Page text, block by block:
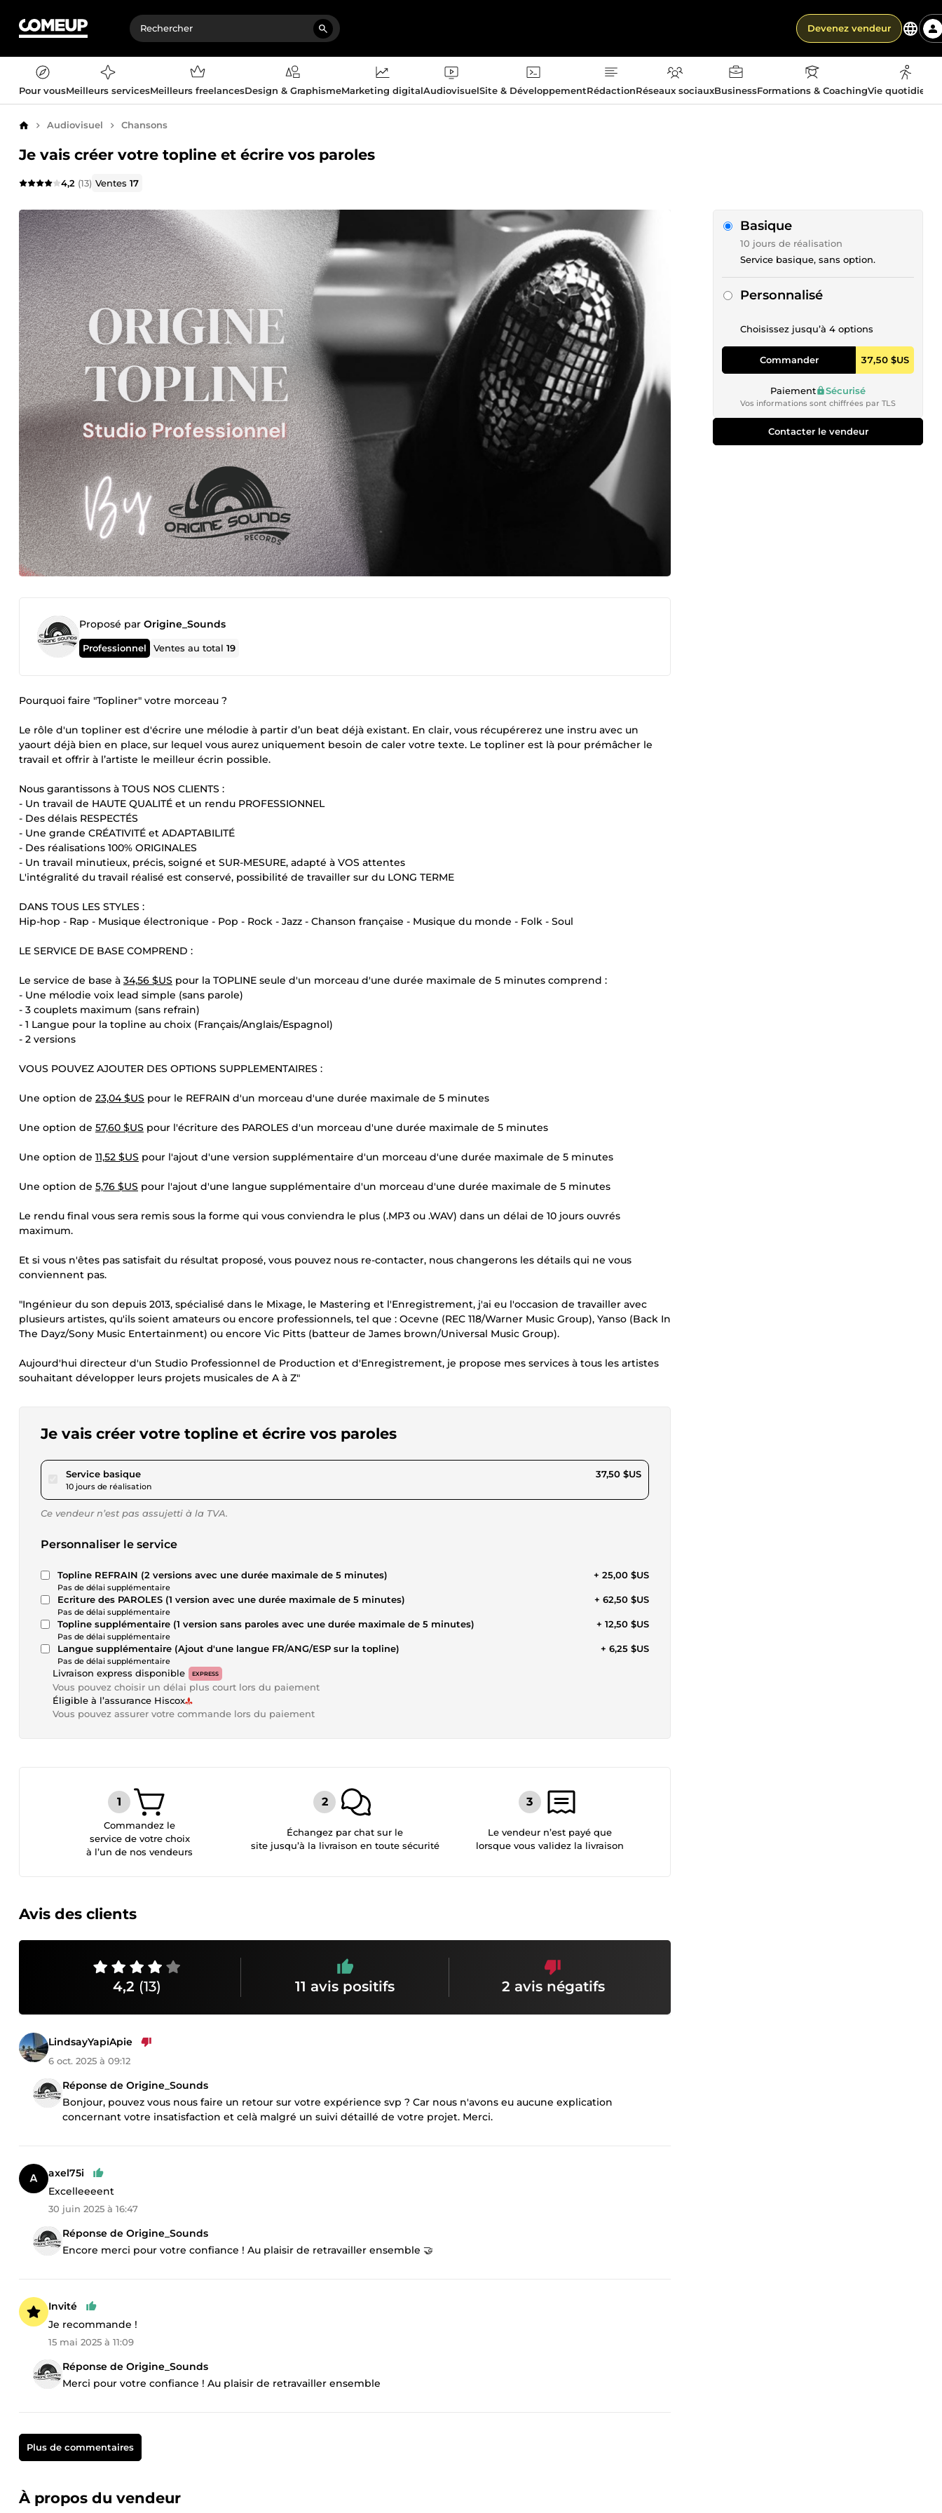
Devenez vendeur
Pour vousMeilleurs servicesMeilleurs freelancesDesign & GraphismeMarketing digitalAudiovisuelSite & DéveloppementRédactionRéseaux sociauxBusinessFormations & CoachingVie
AccueilAudiovisuel Chansons
Je vais créer votre topline et écrire vos paroles
4,2 (13) Ventes17
Proposé par Origine_Sounds
Professionnel Ventes au total19
Pourquoi faire "Topliner" votre morceau ?
Le rôle d'un topliner est d'écrire une mélodie à partir d’un beat déjà existant. En clair, vous récupérerez une instru avec un
yaourt déjà bien en place, sur lequel vous aurez uniquement besoin de caler votre texte. Le topliner est là pour prémâcher le
travail et offrir à l’artiste le meilleur écrin possible.
Nous garantissons à TOUS NOS CLIENTS :
- Un travail de HAUTE QUALITÉ et un rendu PROFESSIONNEL
- Des délais RESPECTÉS
- Une grande CRÉATIVITÉ et ADAPTABILITÉ
- Des réalisations 100% ORIGINALES
- Un travail minutieux, précis, soigné et SUR-MESURE, adapté à VOS attentes
L'intégralité du travail réalisé est conservé, possibilité de travailler sur du LONG TERME
DANS TOUS LES STYLES :
Hip-hop - Rap - Musique électronique - Pop - Rock - Jazz - Chanson française - Musique du monde - Folk - Soul
LE SERVICE DE BASE COMPREND :
Le service de base à 34,56 $US pour la TOPLINE seule d'un morceau d'une durée maximale de 5 minutes comprend :
- Une mélodie voix lead simple (sans parole)
- 3 couplets maximum (sans refrain)
- 1 Langue pour la topline au choix (Français/Anglais/Espagnol)
- 2 versions
VOUS POUVEZ AJOUTER DES OPTIONS SUPPLEMENTAIRES :
Une option de 23,04 $US pour le REFRAIN d'un morceau d'une durée maximale de 5 minutes
Une option de 57,60 $US pour l'écriture des PAROLES d'un morceau d'une durée maximale de 5 minutes
Une option de 11,52 $US pour l'ajout d'une version supplémentaire d'un morceau d'une durée maximale de 5 minutes
Une option de 5,76 $US pour l'ajout d'une langue supplémentaire d'un morceau d'une durée maximale de 5 minutes
Le rendu final vous sera remis sous la forme qui vous conviendra le plus (.MP3 ou .WAV) dans un délai de 10 jours ouvrés
maximum.
Et si vous n'êtes pas satisfait du résultat proposé, vous pouvez nous re-contacter, nous changerons les détails qui ne vous
conviennent pas.
"Ingénieur du son depuis 2013, spécialisé dans le Mixage, le Mastering et l'Enregistrement, j'ai eu l'occasion de travailler avec
plusieurs artistes, qu'ils soient amateurs ou encore professionnels, tel que : Ocevne (REC 118/Warner Music Group), Yanso (Back In
The Dayz/Sony Music Entertainment) ou encore Vic Pitts (batteur de James brown/Universal Music Group).
Aujourd'hui directeur d'un Studio Professionnel de Production et d'Enregistrement, je propose mes services à tous les artistes
souhaitant développer leurs projets musicales de A à Z"
Je vais créer votre topline et écrire vos paroles
Service basiquepour 34,56 $US
10 jours de réalisation
37,50 $US
Ce vendeur n’est pas assujetti à la TVA.
Personnaliser le service
Topline REFRAIN (2 versions avec une durée maximale de 5 minutes)
Pas de délai supplémentaire
+ 25,00 $US
Ecriture des PAROLES (1 version avec une durée maximale de 5 minutes)
Pas de délai supplémentaire
+ 62,50 $US
Topline supplémentaire (1 version sans paroles avec une durée maximale de 5 minutes)
Pas de délai supplémentaire
+ 12,50 $US
Langue supplémentaire (Ajout d'une langue FR/ANG/ESP sur la topline)
Pas de délai supplémentaire
+ 6,25 $US
Livraison express disponible EXPRESS
Vous pouvez choisir un délai plus court lors du paiement
Éligible à l’assurance Hiscox
Vous pouvez assurer votre commande lors du paiement
Basique
10 jours de réalisation
Service basique, sans option.
Personnalisé
Choisissez jusqu’à 4 options
Commander 37,50 $US
Paiement Sécurisé
Vos informations sont chiffrées par TLS
Contacter le vendeur
Commandez le
service de votre choix
à l’un de nos vendeurs
Échangez par chat sur le
site jusqu’à la livraison en toute sécurité
Le vendeur n’est payé que
lorsque vous validez la livraison
Avis des clients
4,2 (13) 11 avis positifs 2 avis négatifs
LindsayYapiApie
6 oct. 2025 à 09:12
Réponse de Origine_Sounds
Bonjour, pouvez vous nous faire un retour sur votre expérience svp ? Car nous n'avons eu aucune explication
concernant votre insatisfaction et celà malgré un suivi détaillé de votre projet. Merci.
axel75i
Excelleeeent
30 juin 2025 à 16:47
Réponse de Origine_Sounds
Encore merci pour votre confiance ! Au plaisir de retravailler ensemble 🤝
Invité
Je recommande !
15 mai 2025 à 11:09
Réponse de Origine_Sounds
Merci pour votre confiance ! Au plaisir de retravailler ensemble
Plus de commentaires
À propos du vendeur